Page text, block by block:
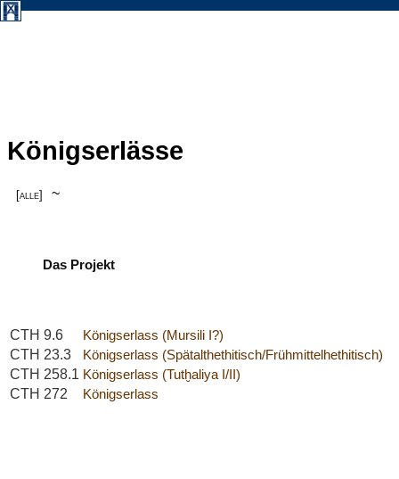
Königserlässe
[alle] ~
Das Projekt
CTH 9.6 Königserlass (Mursili I?)
CTH 23.3 Königserlass (Spätalthethitisch/Frühmittelhethitisch)
CTH 258.1 Königserlass (Tutḫaliya I/II)
CTH 272 Königserlass